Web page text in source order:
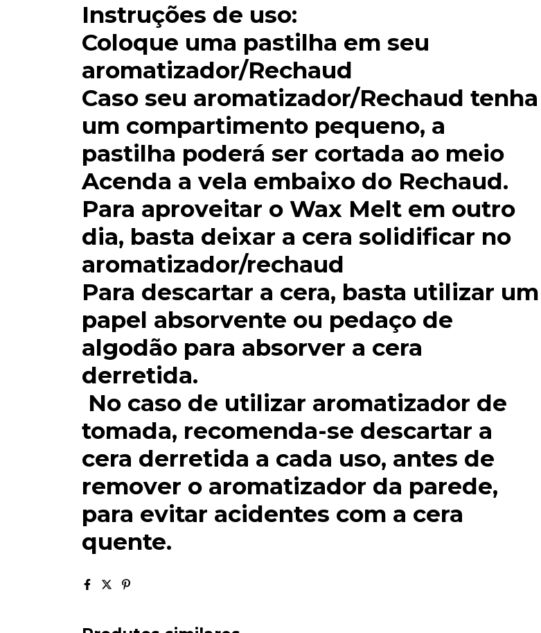
Instruções de uso:
Coloque uma pastilha em seu
aromatizador/Rechaud
Caso seu aromatizador/Rechaud tenha
um compartimento pequeno, a
pastilha poderá ser cortada ao meio
Acenda a vela embaixo do Rechaud.
Para aproveitar o Wax Melt em outro
dia, basta deixar a cera solidificar no
aromatizador/rechaud
Para descartar a cera, basta utilizar um
papel absorvente ou pedaço de
algodão para absorver a cera
derretida.
No caso de utilizar aromatizador de
tomada, recomenda-se descartar a
cera derretida a cada uso, antes de
remover o aromatizador da parede,
para evitar acidentes com a cera
quente.